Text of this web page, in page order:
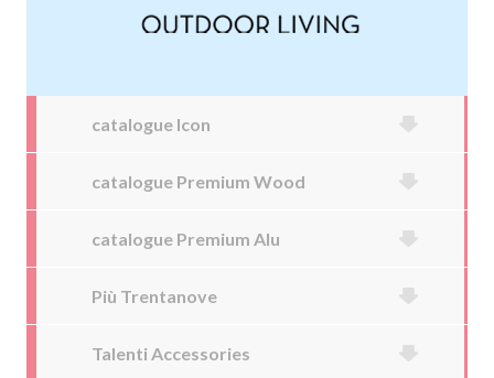
catalogue Icon
catalogue Premium Wood
catalogue Premium Alu
Più Trentanove
Talenti Accessories